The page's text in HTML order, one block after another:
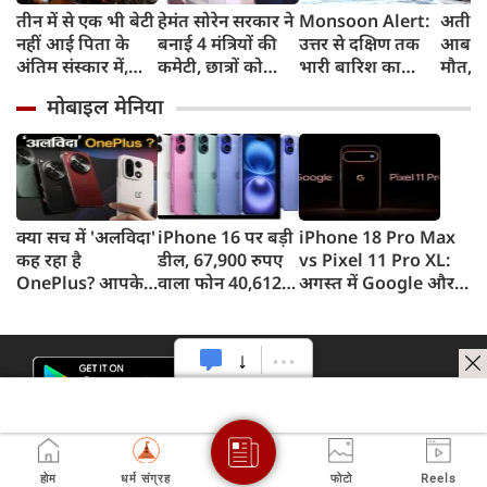
तीन में से एक भी बेटी
नहीं आई पिता के
अंतिम संस्‍कार में,
जला दो, चिता में
जलती रिश्‍तों की
सच्‍चाई
हेमंत सोरेन सरकार ने
बनाई 4 मंत्रियों की
कमेटी, छात्रों को
Monsoon Alert:
उत्तर से दक्षिण तक
भारी बारिश का
भूस्खलन और मैदानी
इलाकों में बाढ़ का
मौत,
अहमद
मोबाइल मेनिया
क्या सच में 'अलविदा'
कह रहा है
OnePlus? आपके
अपडेट
iPhone 16 पर बड़ी
डील, 67,900 रुपए
वाला फोन 40,612
डिस्काउंट
iPhone 18 Pro Max
vs Pixel 11 Pro XL:
अगस्त में Google और
सबसे दमदार?
होम धर्म संग्रह फोटो Reels